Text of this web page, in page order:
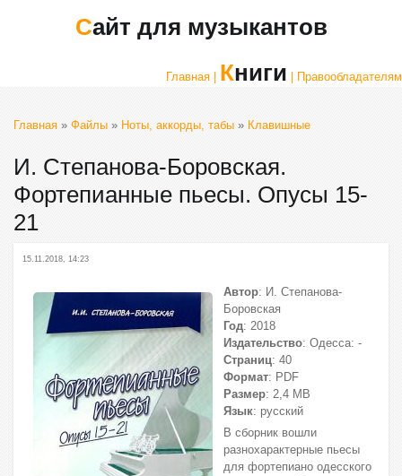
Сайт для музыкантов
Главная | Книги | Правообладателям
Главная » Файлы » Ноты, аккорды, табы » Клавишные
И. Степанова-Боровская.
Фортепианные пьесы. Опусы 15-
21
15.11.2018, 14:23
Автор: И. Степанова-
Боровская
Год: 2018
Издательство: Одесса: -
Страниц: 40
Формат: PDF
Размер: 2,4 МВ
Язык: русский
В сборник вошли
разнохарактерные пьесы
для фортепиано одесского